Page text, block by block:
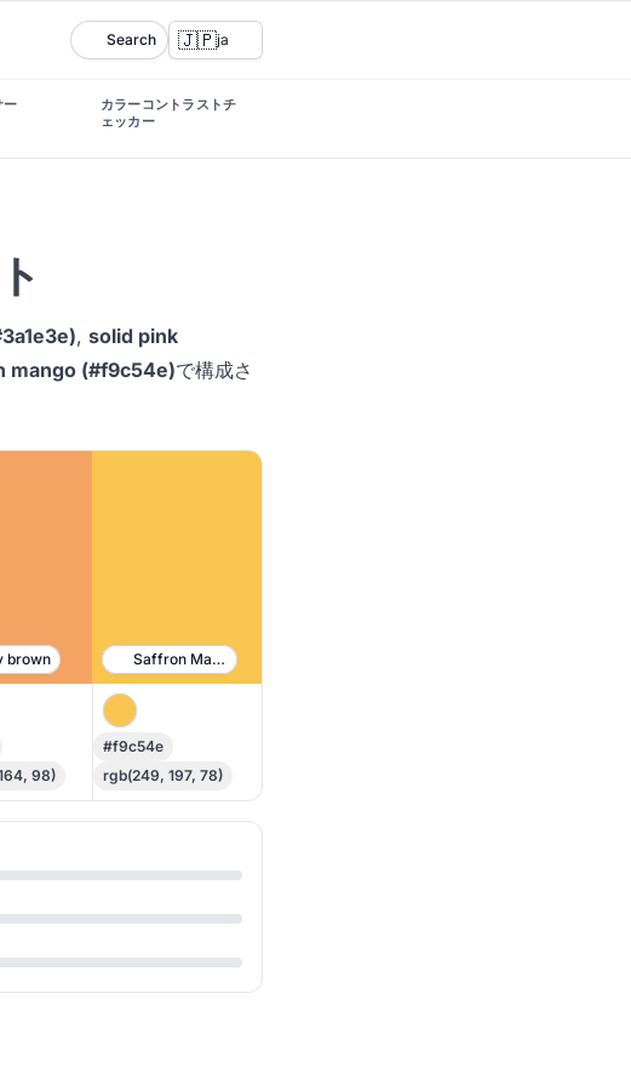
Search 🇯🇵ja
ー
カラーコントラストチ
ェッカー
, solid pink
mango (#f9c54e)で構成さ
brown Saffron Mango
98)
#f9c54e
rgb(249, 197, 78)